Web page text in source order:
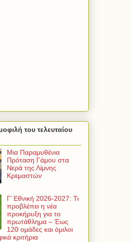
του τελευταίου
Μια Παραμυθένια
Πρόταση Γάμου στα
Νερά της Λίμνης
Κρεμαστών
Γ’ Εθνική 2026-2027: Τι
προβλέπει η νέα
προκήρυξη για το
πρωτάθλημα – Έως
120 ομάδες και όμιλοι
κριτήρια